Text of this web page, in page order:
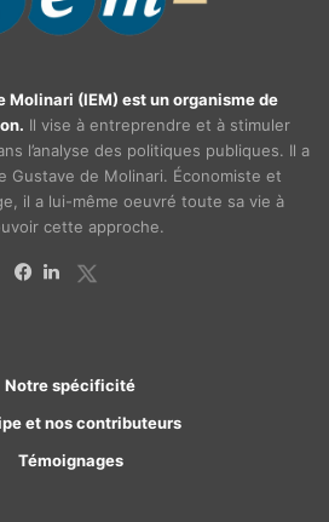
Molinari (IEM) est un organisme de
Il vise à entreprendre et à stimuler
l’analyse des politiques publiques. Il a
Gustave de Molinari. Économiste et
il a lui-même oeuvré toute sa vie à
cette approche.
Notre spécificité
et nos contributeurs
Témoignages